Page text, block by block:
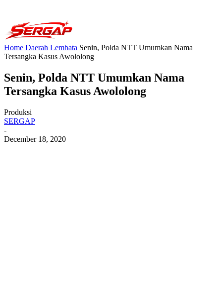
Home Daerah Lembata Senin, Polda NTT Umumkan Nama
Tersangka Kasus Awololong
Senin, Polda NTT Umumkan Nama
Tersangka Kasus Awololong
Produksi
SERGAP
-
December 18, 2020